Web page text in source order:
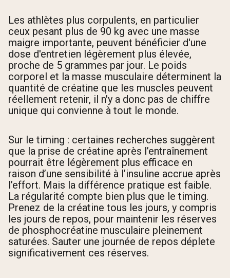
Les athlètes plus corpulents, en particulier
ceux pesant plus de 90 kg avec une masse
maigre importante, peuvent bénéficier d'une
dose d'entretien légèrement plus élevée,
proche de 5 grammes par jour. Le poids
corporel et la masse musculaire déterminent la
quantité de créatine que les muscles peuvent
réellement retenir, il n'y a donc pas de chiffre
unique qui convienne à tout le monde.
Sur le timing : certaines recherches suggèrent
que la prise de créatine après l’entraînement
pourrait être légèrement plus efficace en
raison d’une sensibilité à l’insuline accrue après
l’effort. Mais la différence pratique est faible.
La régularité compte bien plus que le timing.
Prenez de la créatine tous les jours, y compris
les jours de repos, pour maintenir les réserves
de phosphocréatine musculaire pleinement
saturées. Sauter une journée de repos déplete
significativement ces réserves.